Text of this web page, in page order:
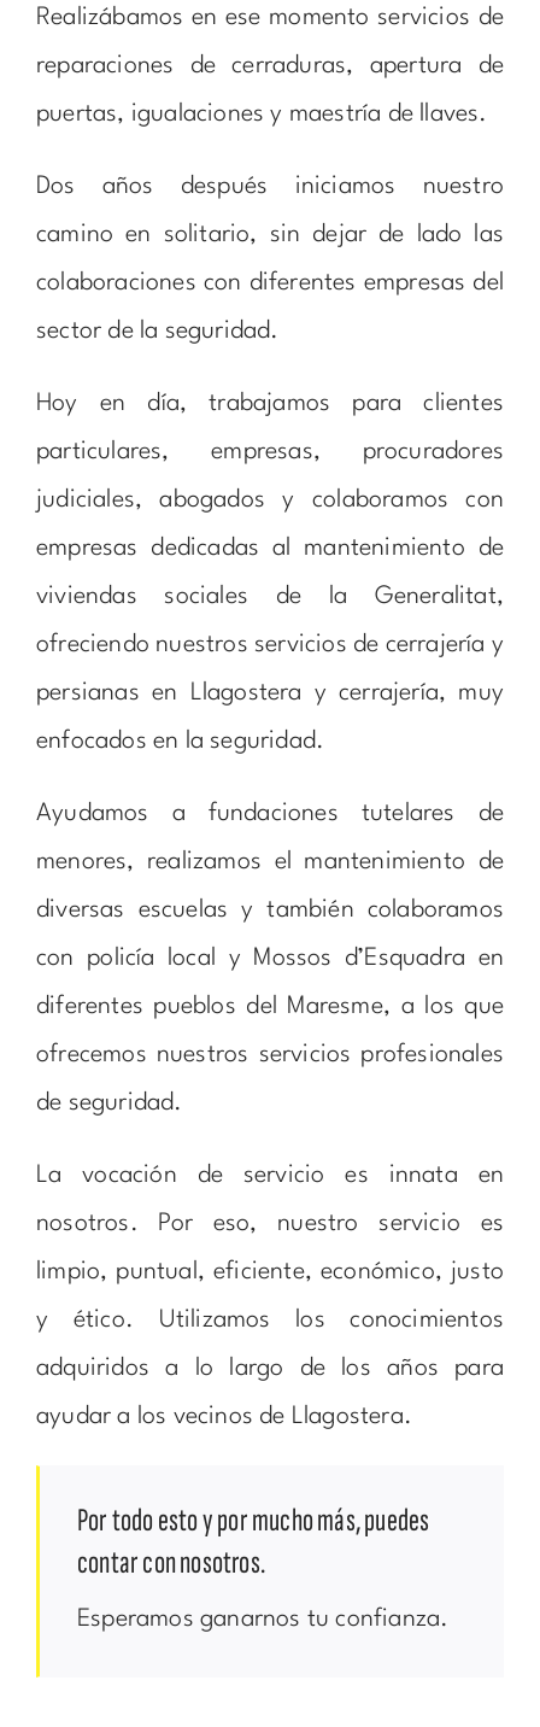
Realizábamos en ese momento servicios de
reparaciones de cerraduras, apertura de
puertas, igualaciones y maestría de llaves.
Dos años después iniciamos nuestro
camino en solitario, sin dejar de lado las
colaboraciones con diferentes empresas del
sector de la seguridad.
Hoy en día, trabajamos para clientes
particulares, empresas, procuradores
judiciales, abogados y colaboramos con
empresas dedicadas al mantenimiento de
viviendas sociales de la Generalitat,
ofreciendo nuestros servicios de cerrajería y
persianas en Llagostera y cerrajería, muy
enfocados en la seguridad.
Ayudamos a fundaciones tutelares de
menores, realizamos el mantenimiento de
diversas escuelas y también colaboramos
con policía local y Mossos d’Esquadra en
diferentes pueblos del Maresme, a los que
ofrecemos nuestros servicios profesionales
de seguridad.
La vocación de servicio es innata en
nosotros. Por eso, nuestro servicio es
limpio, puntual, eficiente, económico, justo
y ético. Utilizamos los conocimientos
adquiridos a lo largo de los años para
ayudar a los vecinos de Llagostera.
Por todo esto y por mucho más, puedes
contar con nosotros.
Esperamos ganarnos tu confianza.